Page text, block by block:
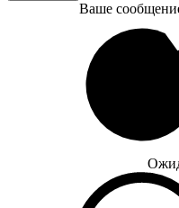
Ваше